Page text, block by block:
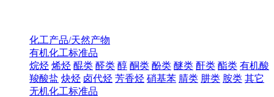
化工产品/天然产物
有机化工标准品
烷烃 烯烃 醌类 醛类 醇 酮类 酚类 醚类 酐类 酯类 有机酸
羧酸盐 炔烃 卤代烃 芳香烃 硝基苯 腈类 肼类 胺类 其它
无机化工标准品